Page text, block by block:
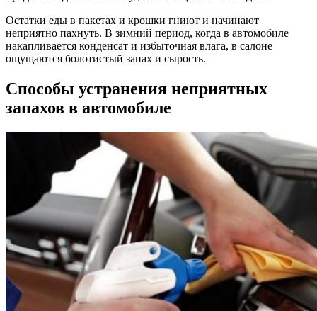
Остатки еды в пакетах и крошки гниют и начинают
неприятно пахнуть. В зимний период, когда в автомобиле
накапливается конденсат и избыточная влага, в салоне
ощущаются болотистый запах и сырость.
Способы устранения неприятных
запахов в автомобиле